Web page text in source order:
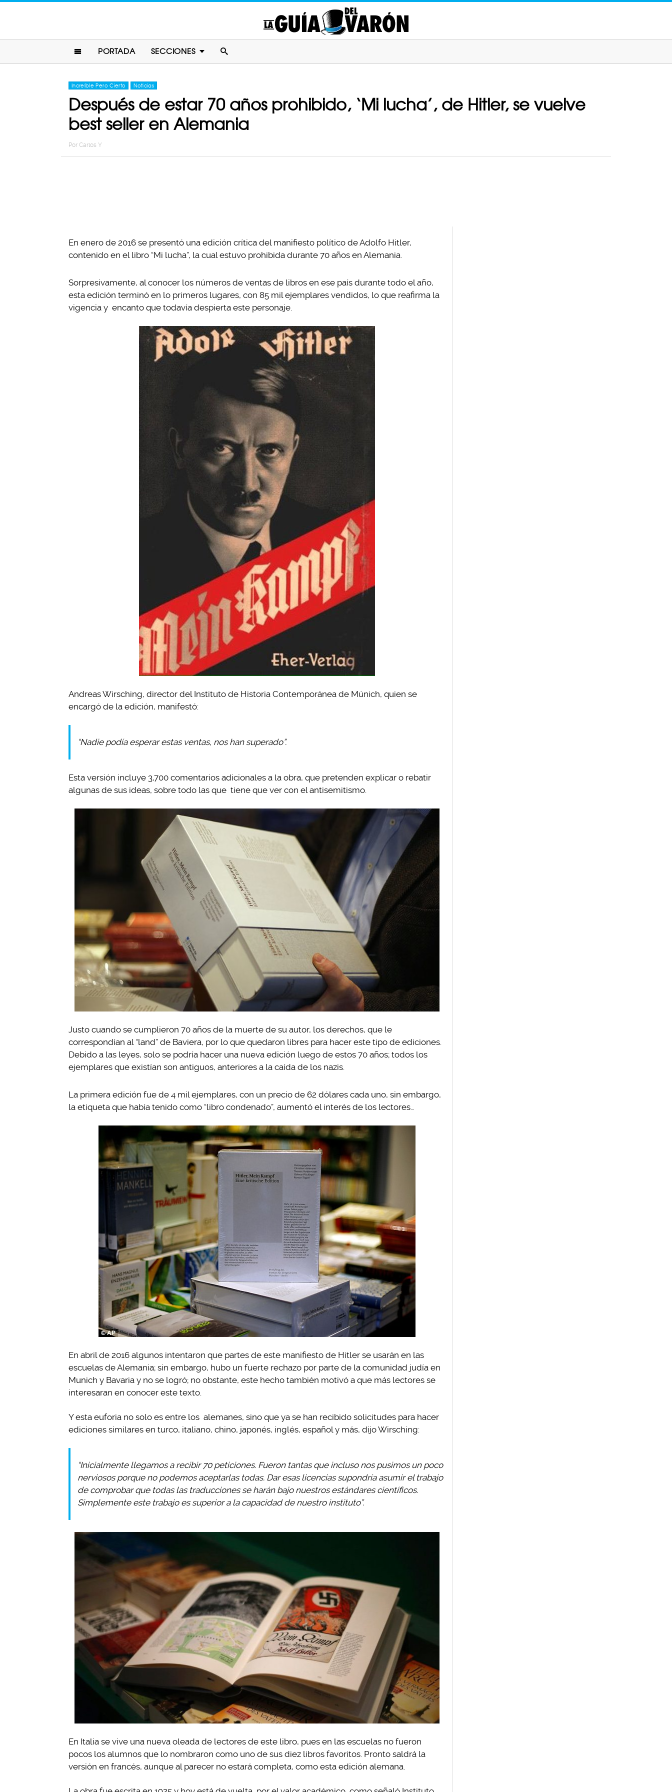
PORTADA SECCIONES
Increíble Pero Cierto Noticias
Después de estar 70 años prohibido, ‘Mi lucha’, de Hitler, se vuelve
best seller en Alemania
Por Carlos Y
En enero de 2016 se presentó una edición crítica del manifiesto político de Adolfo Hitler,
contenido en el libro “Mi lucha”, la cual estuvo prohibida durante 70 años en Alemania.
Sorpresivamente, al conocer los números de ventas de libros en ese país durante todo el año,
esta edición terminó en lo primeros lugares, con 85 mil ejemplares vendidos, lo que reafirma la
vigencia y encanto que todavía despierta este personaje.
Andreas Wirsching, director del Instituto de Historia Contemporánea de Múnich, quien se
encargó de la edición, manifestó:
“Nadie podía esperar estas ventas, nos han superado”.
Esta versión incluye 3,700 comentarios adicionales a la obra, que pretenden explicar o rebatir
algunas de sus ideas, sobre todo las que tiene que ver con el antisemitismo.
Justo cuando se cumplieron 70 años de la muerte de su autor, los derechos, que le
correspondían al “land” de Baviera, por lo que quedaron libres para hacer este tipo de ediciones.
Debido a las leyes, solo se podría hacer una nueva edición luego de estos 70 años; todos los
ejemplares que existían son antiguos, anteriores a la caída de los nazis.
La primera edición fue de 4 mil ejemplares, con un precio de 62 dólares cada uno, sin embargo,
la etiqueta que había tenido como “libro condenado”, aumentó el interés de los lectores…
En abril de 2016 algunos intentaron que partes de este manifiesto de Hitler se usarán en las
escuelas de Alemania; sin embargo, hubo un fuerte rechazo por parte de la comunidad judía en
Munich y Bavaria y no se logró; no obstante, este hecho también motivó a que más lectores se
interesaran en conocer este texto.
Y esta euforia no solo es entre los alemanes, sino que ya se han recibido solicitudes para hacer
ediciones similares en turco, italiano, chino, japonés, inglés, español y más, dijo Wirsching:
“Inicialmente llegamos a recibir 70 peticiones. Fueron tantas que incluso nos pusimos un poco
nerviosos porque no podemos aceptarlas todas. Dar esas licencias supondría asumir el trabajo
de comprobar que todas las traducciones se harán bajo nuestros estándares científicos.
Simplemente este trabajo es superior a la capacidad de nuestro instituto”.
En Italia se vive una nueva oleada de lectores de este libro, pues en las escuelas no fueron
pocos los alumnos que lo nombraron como uno de sus diez libros favoritos. Pronto saldrá la
versión en francés, aunque al parecer no estará completa, como esta edición alemana.